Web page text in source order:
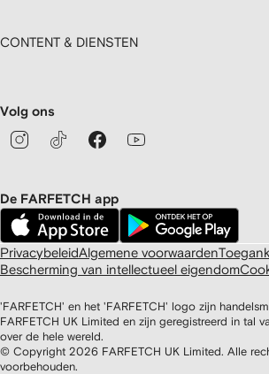
CONTENT & DIENSTEN
Volg ons
De FARFETCH app
PrivacybeleidAlgemene voorwaarden
Bescherming van intellectueel eigendom
'FARFETCH' en het 'FARFETCH' logo zijn
FARFETCH UK Limited en zijn geregistreerd in tal
over de hele wereld.
© Copyright 2026 FARFETCH UK Limited. Alle
voorbehouden.